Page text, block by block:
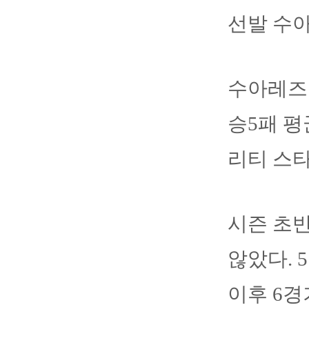
선발 수
수아레
승5패
리티 스
시즌 초
않았다.
이후 6